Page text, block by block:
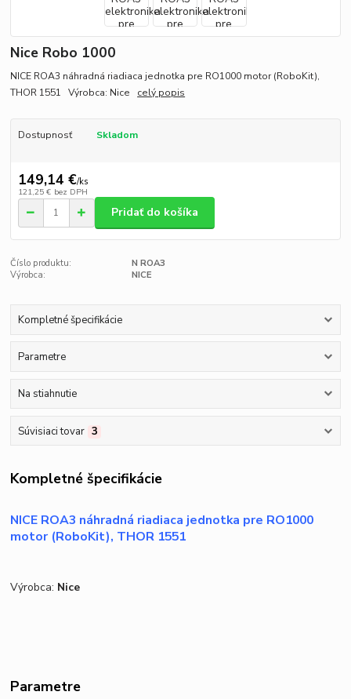
Nice Robo 1000
NICE ROA3 náhradná riadiaca jednotka pre RO1000 motor (RoboKit),
THOR 1551 Výrobca: Nice celý popis
Dostupnosť Skladom
149,14 €/ks
121,25 € bez DPH
Pridať do košíka
Číslo produktu:
N ROA3
Výrobca:
NICE
Kompletné špecifikácie
Parametre
Na stiahnutie
Súvisiaci tovar 3
Kompletné špecifikácie
NICE ROA3 náhradná riadiaca jednotka pre RO1000
motor (RoboKit), THOR 1551
Výrobca: Nice
Parametre